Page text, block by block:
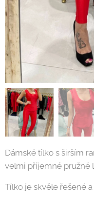
Dámské tílko s širším
velmi příjemné pružné
Tílko je skvěle řešené